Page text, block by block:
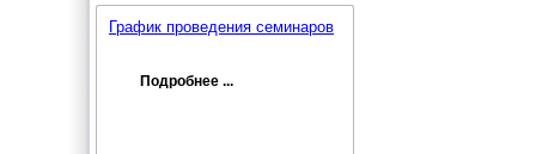
График проведения семинаров
Подробнее ...